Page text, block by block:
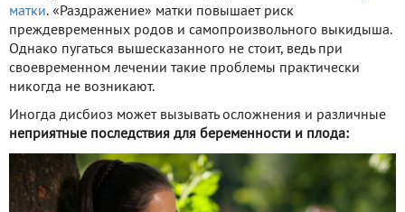
матки. «Раздражение» матки повышает риск
преждевременных родов и самопроизвольного выкидыша.
Однако пугаться вышесказанного не стоит, ведь при
своевременном лечении такие проблемы практически
никогда не возникают.
Иногда дисбиоз может вызывать осложнения и различные
неприятные последствия для беременности и плода: